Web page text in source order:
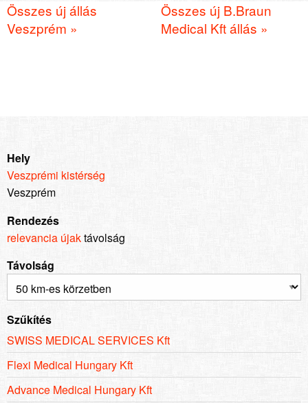
Összes új állás
Veszprém »
Összes új B.Braun
Medical Kft állás »
Hely
Veszprémi kistérség
Veszprém
Rendezés
relevancia újaktávolság
Távolság
Szűkítés
SWISS MEDICAL SERVICES Kft
Flexi Medical Hungary Kft
Advance Medical Hungary Kft